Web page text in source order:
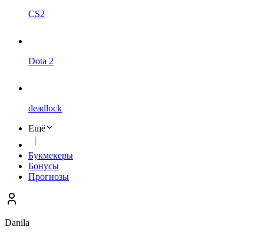
CS2
Dota 2
deadlock
Ещё
Букмекеры
Бонусы
Прогнозы
Danila